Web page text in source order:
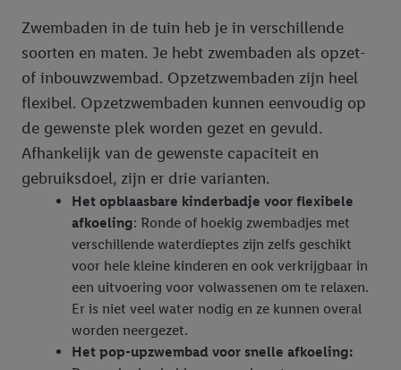
Zwembaden in de tuin heb je in verschillende
soorten en maten. Je hebt zwembaden als opzet-
of inbouwzwembad. Opzetzwembaden zijn heel
flexibel. Opzetzwembaden kunnen eenvoudig op
de gewenste plek worden gezet en gevuld.
Afhankelijk van de gewenste capaciteit en
gebruiksdoel, zijn er drie varianten.
Het opblaasbare kinderbadje voor flexibele
afkoeling: Ronde of hoekig zwembadjes met
verschillende waterdieptes zijn zelfs geschikt
voor hele kleine kinderen en ook verkrijgbaar in
een uitvoering voor volwassenen om te relaxen.
Er is niet veel water nodig en ze kunnen overal
worden neergezet.
Het pop-upzwembad voor snelle afkoeling:
jouw toestemming op elk gewenst moment in te trekken, vind je
in onzeprivacyverklaring. Je vindt de impressum voor de Lidl
website hier.Klikhiervoor meer informatie over de cookies die
wij inzetten.